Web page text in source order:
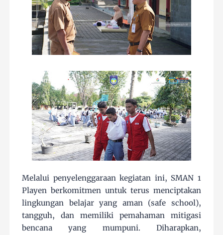
Melalui penyelenggaraan kegiatan ini, SMAN 1
Playen berkomitmen untuk terus menciptakan
lingkungan belajar yang aman (safe school),
tangguh, dan memiliki pemahaman mitigasi
bencana yang mumpuni. Diharapkan,